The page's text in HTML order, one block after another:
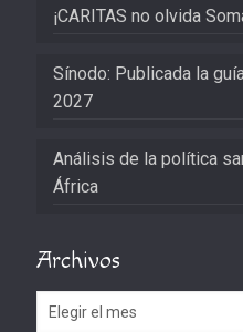
¡CARITAS no olvida
Sínodo: Publicada la
2027
Análisis de la política
África
Archivos
Archivos